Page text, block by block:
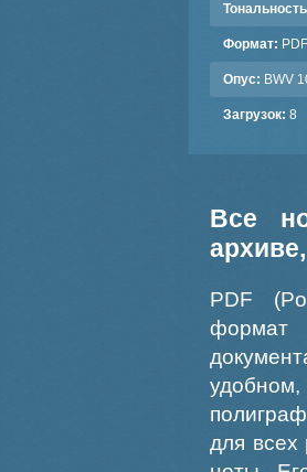
Формат: PDF
Опус: BWV
Загрузок: 8
Все
PDF
формат
для всех